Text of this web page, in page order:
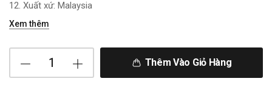
12. Xuất xứ: Malaysia
Xem thêm
Thêm Vào Giỏ Hàng